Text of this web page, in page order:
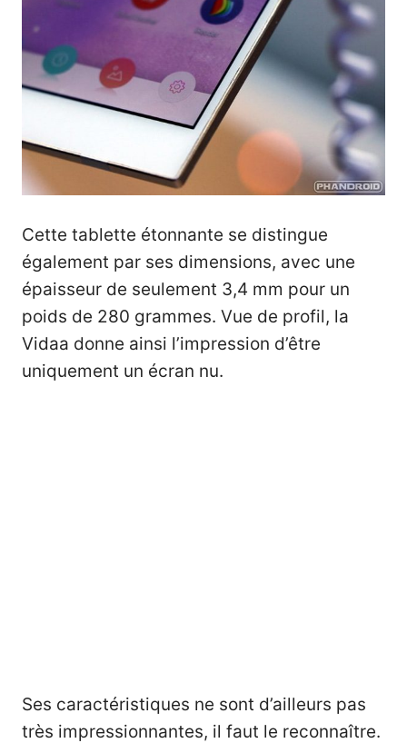
Cette tablette étonnante se distingue
également par ses dimensions, avec une
épaisseur de seulement 3,4 mm pour un
poids de 280 grammes. Vue de profil, la
Vidaa donne ainsi l’impression d’être
uniquement un écran nu.
Ses caractéristiques ne sont d’ailleurs pas
très impressionnantes, il faut le reconnaître.